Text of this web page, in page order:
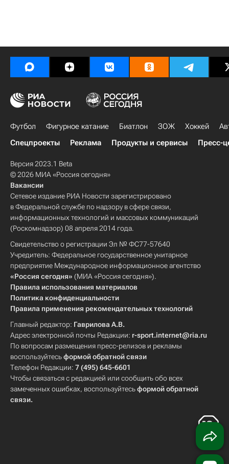
Футбол Фигурное катание Биатлон ЗОЖ Хоккей
Спецпроекты
Реклама Продукты и сервисы Пресс-
Версия 2023.1 Beta
© 2026 МИА «Россия сегодня»
Вакансии
Сетевое издание РИА Новости зарегистрировано
в Федеральной службе по надзору в сфере связи,
информационных технологий и массовых коммуникаций
(Роскомнадзор) 08 апреля 2014 года.
Свидетельство о регистрации Эл № ФС77-57640
Учредитель: Федеральное государственное унитарное
предприятие Международное информационное агентство
«Россия сегодня» (МИА «Россия сегодня»).
Правила использования материалов
Политика конфиденциальности
Правила применения рекомендательных технологий
Главный редактор: Гаврилова А.В.
Адрес электронной почты Редакции: r-sport.internet@ria.ru
По вопросам размещения пресс-релизов и рекламы
воспользуйтесьформой обратной связи
Телефон Редакции: 7 (495) 645-6601
Чтобы связаться с редакцией или сообщить обо всех
замеченных ошибках, воспользуйтесьформой обратной
связи.